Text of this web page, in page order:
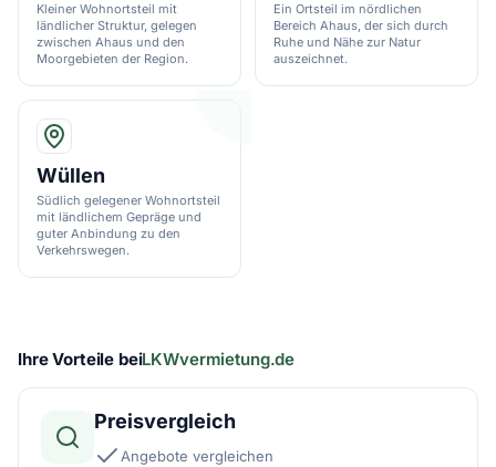
Kleiner Wohnortsteil mit
ländlicher Struktur, gelegen
zwischen Ahaus und den
Moorgebieten der Region.
Ein Ortsteil im nördlichen
Bereich Ahaus, der sich durch
Ruhe und Nähe zur Natur
auszeichnet.
Wüllen
Südlich gelegener Wohnortsteil
mit ländlichem Gepräge und
guter Anbindung zu den
Verkehrswegen.
Ihre Vorteile beiLKWvermietung.de
Preisvergleich
Angebote vergleichen